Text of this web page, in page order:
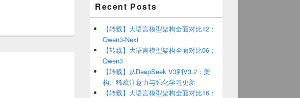
Sidebar
Widget
Area
Recent Posts
【转载】大语言模型架构全面对比12：
Qwen3-Next
【转载】大语言模型架构全面对比06：
Qwen3
【转载】从DeepSeek V3到V3.2：架
构、稀疏注意力与强化学习更新
【转载】大语言模型架构全面对比16：